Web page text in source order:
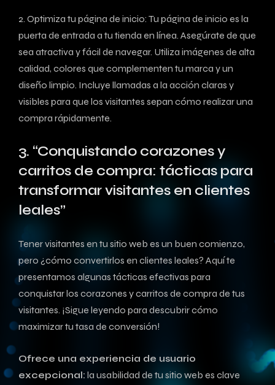
2. Optimiza tu página⁤ de inicio: Tu página de inicio es la
⁣puerta de entrada a tu tienda ⁢en línea. Asegúrate de que
sea atractiva y fácil ‍de navegar. Utiliza imágenes​ de ‌alta
calidad, colores que complementen tu marca y un⁣
diseño limpio. Incluye⁤ llamadas a la ⁢acción⁤ claras y
visibles para⁢ que los⁣ visitantes sepan cómo realizar una
compra rápidamente.
3. “Conquistando corazones y
carritos de compra: tácticas para ​
transformar visitantes en clientes
⁤leales”
Tener ‍visitantes en tu sitio web es un ​buen ‌comienzo,
pero ¿cómo convertirlos en clientes leales? Aquí te‌
presentamos algunas tácticas efectivas para
conquistar los corazones y carritos de compra de tus
visitantes. ¡Sigue leyendo para descubrir cómo
maximizar ‌tu tasa de conversión!
Ofrece una experiencia de usuario
excepcional: la usabilidad de tu sitio web es clave